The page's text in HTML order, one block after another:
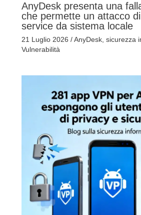
AnyDesk presenta una
che permette un attacco
service da sistema locale
21 Luglio 2026 /AnyDesk, sicurezza
Vulnerabilità